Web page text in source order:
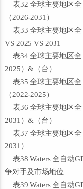
表32 全球主要地区全
（2026-2031）
表33 全球主要地区全
VS 2025 VS 2031
表34 全球主要地区全
2025）&（台）
表35 全球主要地区全
（2022-2025）
表36 全球主要地区全
2031）&（台）
表37 全球主要地区全
2031）
表38 Waters 全自动
争对手及市场地位
表39 Waters 全自动